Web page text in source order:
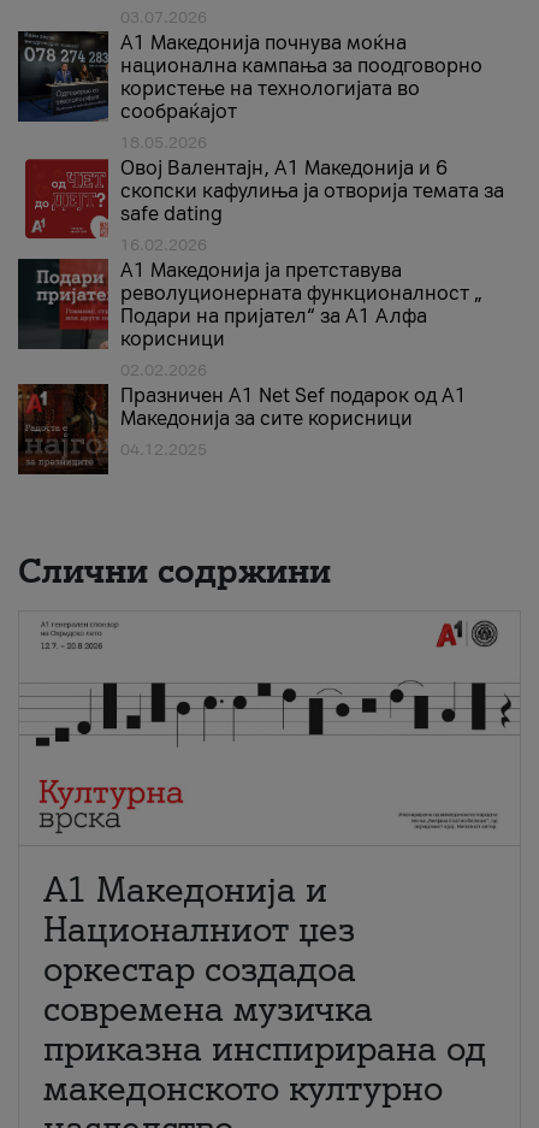
03.07.2026
A1 Македонија почнува моќна
национална кампања за поодговорно
користење на технологијата во
сообраќајот
18.05.2026
Овој Валентајн, A1 Македонија и 6
скопски кафулиња ја отворија темата за
safe dating
16.02.2026
А1 Македонија ја претставува
револуционерната функционалност „
Подари на пријател“ за А1 Алфа
корисници
02.02.2026
Празничен A1 Net Sеf подарок од А1
Македонија за сите корисници
04.12.2025
Слични содржини
А1 Македонија и
Националниот џез
оркестар создадоа
современа музичка
приказна инспирирана од
македонското културно